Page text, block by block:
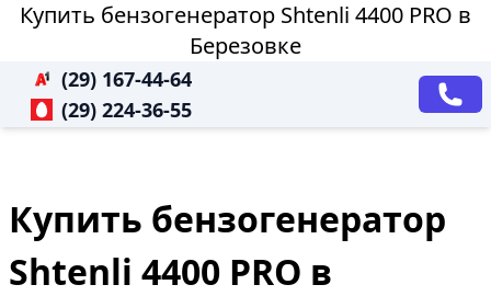
Купить бензогенератор Shtenli 4400 PRO в
Березовке
(29) 167-44-64
(29) 224-36-55
Купить бензогенератор
Shtenli 4400 PRO в